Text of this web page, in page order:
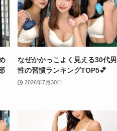
なぜかかっこよく見える30代男
性の習慣ランキングTOP5💕
2026年7月30日